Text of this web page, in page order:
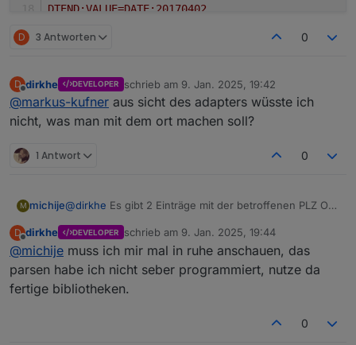
DTEND;VALUE=DATE:20170402
UID:0F3C0D35-683A-41E6-86CA-4A76A1182CC2
LOCATION:[Strasse]\n[PLZ] [ORT]\nDeutschland
SEQUENCE:1
SUMMARY:[EVENT XYZ]
DTSTART;VALUE=DATE:20170401
X-APPLE-STRUCTURED-LOCATION;VALUE=URI;X-
[PLZ] [ORT]
Deutschland:geo:YY.297937,XX.043123
END:VEVENT
D 3 Antworten 0
D
Offline
dirkhe DEVELOPER schrieb am 9. Jan. 2025, 19:42
zuletzt editiert von
@markus-kufner aus sicht des adapters wüsste ich
nicht, was man mit dem ort machen soll?
1 Antwort 0
M michije@dirkhe Es gibt 2 Einträge mit der betroffenen PLZ Ort
[] ersetzt:
BEGIN:VEVENT
CREATED:20161211T100017Z
DTEND;TZID=Europe/Berlin:20161226T210000
DTSTAMP:20161211T100017Z
DTSTART;TZID=Europe/Berlin:20161226T140000
LOCATION:[Strasse]\n[PLZ] [ORT]\nDeutschland
D
Offline
dirkhe DEVELOPER schrieb am 9. Jan. 2025, 19:44
zuletzt editiert von
@michije muss ich mir mal in ruhe anschauen, das
parsen habe ich nicht seber programmiert, nutze da
fertige bibliotheken.
0